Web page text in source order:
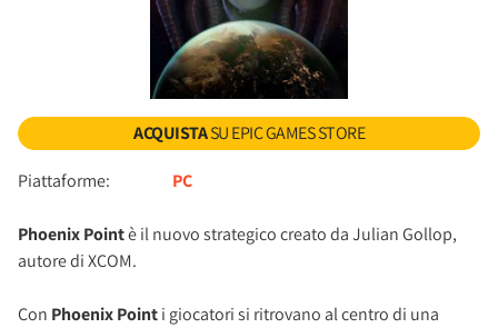
ACQUISTASU EPIC GAMES STORE
Piattaforme: PC
Phoenix Pointè il nuovo strategico creato da Julian Gollop,
autore di XCOM.
Con Phoenix Pointi giocatori si ritrovano al centro di una